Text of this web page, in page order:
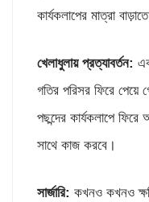
কার্যকলাপের মাত্রা
খেলাধুলায় প্রত্যাবর্তন:
গতির পরিসর ফিরে পেয়ে
পছন্দের কার্যকলাপে
সাথে কাজ করবে।
সার্জারি: কখনও কখনও